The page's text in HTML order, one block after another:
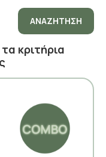
ΑΝΑΖΉΤΗΣΗ
κριτήρια